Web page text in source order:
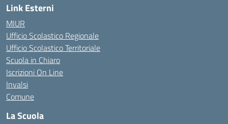
Link Esterni
MIUR
Ufficio Scolastico Regionale
Ufficio Scolastico Territoriale
Scuola in Chiaro
Iscrizioni On Line
Invalsi
Comune
La Scuola